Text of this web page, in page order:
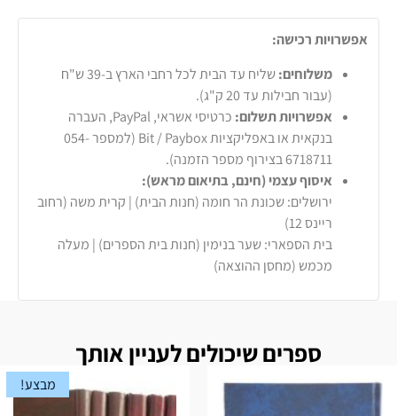
אפשרויות רכישה:
משלוחים:
שליח עד הבית לכל רחבי הארץ ב-39 ש"ח
(עבור חבילות עד 20 ק"ג).
אפשרויות תשלום:
כרטיסי אשראי, PayPal, העברה
בנקאית או באפליקציות Bit / Paybox (למספר 054-
6718711 בצירוף מספר הזמנה).
איסוף עצמי (חינם, בתיאום מראש):
ירושלים: שכונת הר חומה (חנות הבית) | קרית משה (רחוב
ריינס 12)
בית הספארי: שער בנימין (חנות בית הספרים) | מעלה
מכמש (מחסן ההוצאה)
ספרים שיכולים לעניין אותך
מבצע!